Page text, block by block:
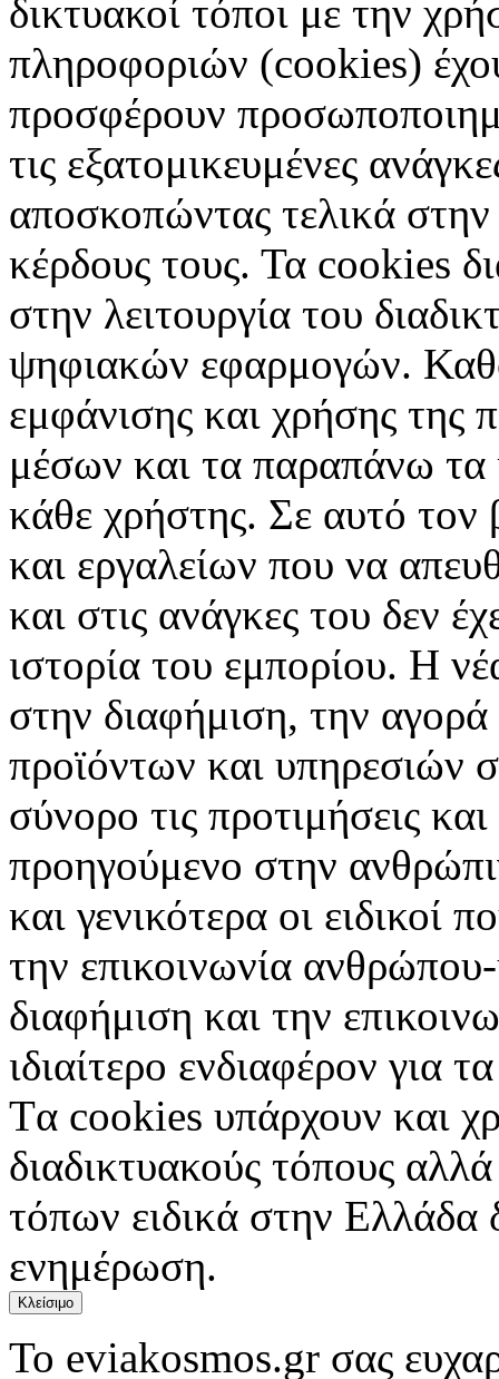
δικτυακοί τόποι με την
πληροφοριών (cookies)
προσφέρουν
τις εξατομικευμένες
αποσκοπώντας τελικά
κέρδους τους. Τα cookies
στην λειτουργία του
ψηφιακών εφαρμογών.
εμφάνισης και χρήσης της
μέσων και τα παραπάνω τα
κάθε χρήστης. Σε αυτό
και εργαλείων που να
και στις ανάγκες του δεν
ιστορία του εμπορίου. Η
στην διαφήμιση, την
προϊόντων και υπηρεσιών
σύνορο τις προτιμήσεις
προηγούμενο στην
και γενικότερα οι ειδικοί
την επικοινωνία
διαφήμιση και την
ιδιαίτερο ενδιαφέρον για
Tα cookies υπάρχουν και
διαδικτυακούς τόπους
τόπων ειδικά στην Ελλάδα
ενημέρωση.
Κλείσιμο
Το eviakosmos.gr σας